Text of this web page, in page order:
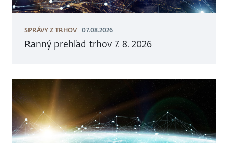
SPRÁVY Z TRHOV 07.08.2026
Ranný prehľad trhov 7. 8. 2026